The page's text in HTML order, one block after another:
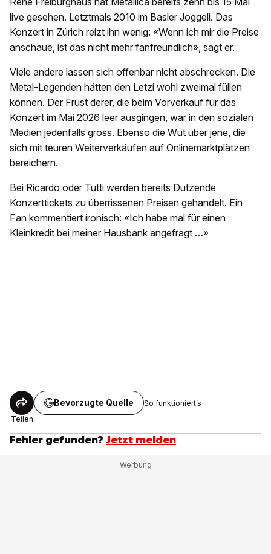
live gesehen. Letztmals 2010 im Basler Joggeli. Das
Konzert in Zürich reizt ihn wenig: «Wenn ich mir die Preise
anschaue, ist das nicht mehr fanfreundlich», sagt er.
Viele andere lassen sich offenbar nicht abschrecken. Die
Metal-Legenden hätten den Letzi wohl zweimal füllen
können. Der Frust derer, die beim Vorverkauf für das
Konzert im Mai 2026 leer ausgingen, war in den sozialen
Medien jedenfalls gross. Ebenso die Wut über jene, die
sich mit teuren Weiterverkäufen auf Onlinemarktplätzen
bereichern.
Bei Ricardo oder Tutti werden bereits Dutzende
Konzerttickets zu überrissenen Preisen gehandelt. Ein
Fan kommentiert ironisch: «Ich habe mal für einen
Kleinkredit bei meiner Hausbank angefragt …»
Teilen
Bevorzugte Quelle So funktioniert’s
Fehler gefunden? Jetzt melden